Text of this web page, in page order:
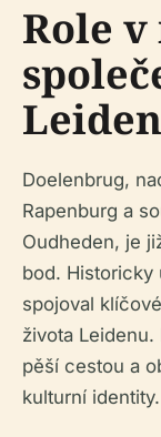
Role v
Doelenbrug,
Rapenburg a
Oudheden, je
bod. Historicky
spojoval
života
pěší cestou a
kulturní identity.